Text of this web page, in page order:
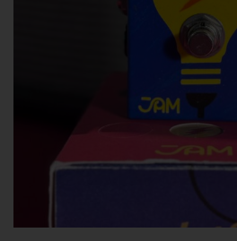
Distorsori/